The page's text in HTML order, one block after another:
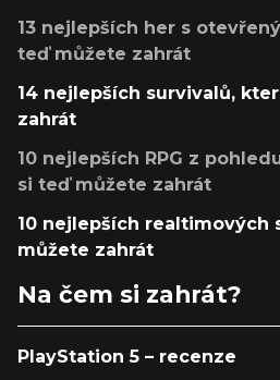
13 nejlepších her s
teď můžete zahrát
14 nejlepších survivalů,
zahrát
10 nejlepších RPG z
si teď můžete zahrát
10 nejlepších realtimových
můžete zahrát
Na čem si zahrát?
PlayStation 5 – recenze